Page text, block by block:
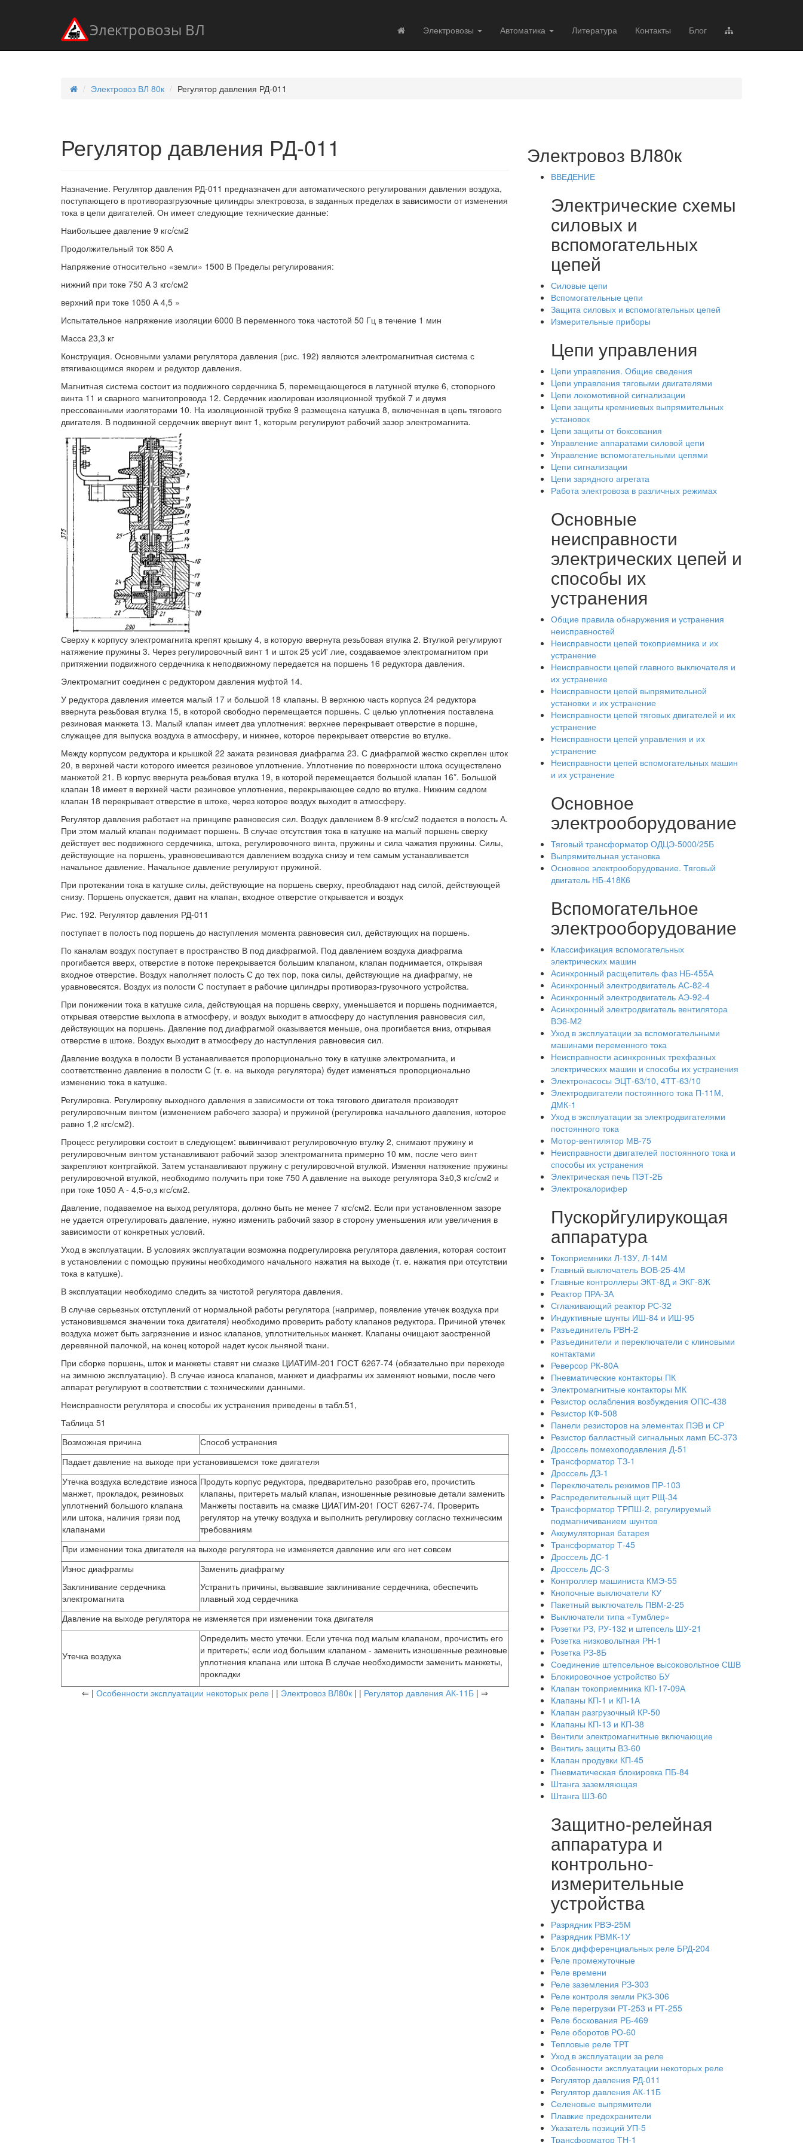
Электровозы ВЛ Электровозы Автоматика Литература Контакты Блог
Электровоз ВЛ 80к Регулятор давления РД-011
Регулятор давления РД-011
Назначение. Регулятор давления РД-011 предназначен для автоматического регулирования давления воздуха,
поступающего в противоразгрузочные цилиндры электровоза, в заданных пределах в зависимости от изменения
тока в цепи двигателей. Он имеет следующие технические данные:
Наибольшее давление 9 кгс/см2
Продолжительный ток 850 А
Напряжение относительно «земли» 1500 В Пределы регулирования:
нижний при токе 750 А 3 кгс/см2
верхний при токе 1050 А 4,5 »
Испытательное напряжение изоляции 6000 В переменного тока частотой 50 Гц в течение 1 мин
Масса 23,3 кг
Конструкция. Основными узлами регулятора давления (рис. 192) являются электромагнитная система с
втягивающимся якорем и редуктор давления.
Магнитная система состоит из подвижного сердечника 5, перемещающегося в латунной втулке 6, стопорного
винта 11 и сварного магнитопровода 12. Сердечник изолирован изоляционной трубкой 7 и двумя
прессованными изоляторами 10. На изоляционной трубке 9 размещена катушка 8, включенная в цепь тягового
двигателя. В подвижной сердечник ввернут винт 1, которым регулируют рабочий зазор электромагнита.
Сверху к корпусу электромагнита крепят крышку 4, в которую ввернута резьбовая втулка 2. Втулкой регулируют
натяжение пружины 3. Через регулировочный винт 1 и шток 25 усИ' лие, создаваемое электромагнитом при
притяжении подвижного сердечника к неподвижному передается на поршень 16 редуктора давления.
Электромагнит соединен с редуктором давления муфтой 14.
У редуктора давления имеется малый 17 и большой 18 клапаны. В верхнюю часть корпуса 24 редуктора
ввернута резьбовая втулка 15, в которой свободно перемещается поршень. С целью уплотнения поставлена
резиновая манжета 13. Малый клапан имеет два уплотнения: верхнее перекрывает отверстие в поршне,
служащее для выпуска воздуха в атмосферу, и нижнее, которое перекрывает отверстие во втулке.
Между корпусом редуктора и крышкой 22 зажата резиновая диафрагма 23. С диафрагмой жестко скреплен шток
20, в верхней части которого имеется резиновое уплотнение. Уплотнение по поверхности штока осуществлено
манжетой 21. В корпус ввернута резьбовая втулка 19, в которой перемещается большой клапан 16*. Большой
клапан 18 имеет в верхней части резиновое уплотнение, перекрывающее седло во втулке. Нижним седлом
клапан 18 перекрывает отверстие в штоке, через которое воздух выходит в атмосферу.
Регулятор давления работает на принципе равновесия сил. Воздух давлением 8-9 кгс/см2 подается в полость А.
При этом малый клапан поднимает поршень. В случае отсутствия тока в катушке на малый поршень сверху
действует вес подвижного сердечника, штока, регулировочного винта, пружины и сила чажатия пружины. Силы,
действующие на поршень, уравновешиваются давлением воздуха снизу и тем самым устанавливается
начальное давление. Начальное давление регулируют пружиной.
При протекании тока в катушке силы, действующие на поршень сверху, преобладают над силой, действующей
снизу. Поршень опускается, давит на клапан, входное отверстие открывается и воздух
Рис. 192. Регулятор давления РД-011
поступает в полость под поршень до наступления момента равновесия сил, действующих на поршень.
По каналам воздух поступает в пространство В под диафрагмой. Под давлением воздуха диафрагма
прогибается вверх, отверстие в потоке перекрывается большим клапаном, клапан поднимается, открывая
входное отверстие. Воздух наполняет полость С до тех пор, пока силы, действующие на диафрагму, не
уравновесятся. Воздух из полости С поступает в рабочие цилиндры противораз-грузочного устройства.
При понижении тока в катушке сила, действующая на поршень сверху, уменьшается и поршень поднимается,
открывая отверстие выхлопа в атмосферу, и воздух выходит в атмосферу до наступления равновесия сил,
действующих на поршень. Давление под диафрагмой оказывается меньше, она прогибается вниз, открывая
отверстие в штоке. Воздух выходит в атмосферу до наступления равновесия сил.
Давление воздуха в полости В устанавливается пропорционально току в катушке электромагнита, и
соответственно давление в полости С (т. е. на выходе регулятора) будет изменяться пропорционально
изменению тока в катушке.
Регулировка. Регулировку выходного давления в зависимости от тока тягового двигателя производят
регулировочным винтом (изменением рабочего зазора) и пружиной (регулировка начального давления, которое
равно 1,2 кгс/см2).
Процесс регулировки состоит в следующем: вывинчивают регулировочную втулку 2, снимают пружину и
регулировочным винтом устанавливают рабочий зазор электромагнита примерно 10 мм, после чего винт
закрепляют контргайкой. Затем устанавливают пружину с регулировочной втулкой. Изменяя натяжение пружины
регулировочной втулкой, необходимо получить при токе 750 А давление на выходе регулятора 3±0,3 кгс/см2 и
при токе 1050 А - 4,5-о,з кгс/см2.
Давление, подаваемое на выход регулятора, должно быть не менее 7 кгс/см2. Если при установленном зазоре
не удается отрегулировать давление, нужно изменить рабочий зазор в сторону уменьшения или увеличения в
зависимости от конкретных условий.
Уход в эксплуатации. В условиях эксплуатации возможна подрегулировка регулятора давления, которая состоит
в установлении с помощью пружины необходимого начального нажатия на выходе (т. е. нажатия при отсутствии
тока в катушке).
В эксплуатации необходимо следить за чистотой регулятора давления.
В случае серьезных отступлений от нормальной работы регулятора (например, появление утечек воздуха при
установившемся значении тока двигателя) необходимо проверить работу клапанов редуктора. Причиной утечек
воздуха может быть загрязнение и износ клапанов, уплотнительных манжет. Клапаны очищают заостренной
деревянной палочкой, на конец которой надет кусок льняной ткани.
При сборке поршень, шток и манжеты ставят ни смазке ЦИАТИМ-201 ГОСТ 6267-74 (обязательно при переходе
на зимнюю эксплуатацию). В случае износа клапанов, манжет и диафрагмы их заменяют новыми, после чего
аппарат регулируют в соответствии с техническими данными.
Неисправности регулятора и способы их устранения приведены в табл.51,
Таблица 51
Возможная причина
Способ устранения
Падает давление на выходе при установившемся токе двигателя
Утечка воздуха вследствие износа
манжет, прокладок, резиновых
уплотнений большого клапана
или штока, наличия грязи под
клапанами
Продуть корпус редуктора, предварительно разобрав его, прочистить
клапаны, притереть малый клапан, изношенные резиновые детали заменить
Манжеты поставить на смазке ЦИАТИМ-201 ГОСТ 6267-74. Проверить
регулятор на утечку воздуха и выполнить регулировку согласно техническим
требованиям
При изменении тока двигателя на выходе регулятора не изменяется давление или его нет совсем
Износ диафрагмы
Заклинивание сердечника
электромагнита
Заменить диафрагму
Устранить причины, вызвавшие заклинивание сердечника, обеспечить
плавный ход сердечника
Давление на выходе регулятора не изменяется при изменении тока двигателя
Утечка воздуха
Определить место утечки. Если утечка под малым клапаном, прочистить его
и притереть; если иод большим клапаном - заменить изношенные резиновые
уплотнения клапана или штока В случае необходимости заменить манжеты,
прокладки
⇐ | Особенности эксплуатации некоторых реле | | Электровоз ВЛ80к | | Регулятор давления АК-11Б | ⇒
Электровоз ВЛ80к
ВВЕДЕНИЕ
Электрические схемы
силовых и
вспомогательных
цепей
Силовые цепи
Вспомогательные цепи
Защита силовых и вспомогательных цепей
Измерительные приборы
Цепи управления
Цепи управления. Общие сведения
Цепи управления тяговыми двигателями
Цепи локомотивной сигнализации
Цепи защиты кремниевых выпрямительных
установок
Цепи защиты от боксования
Управление аппаратами силовой цепи
Управление вспомогательными цепями
Цепи сигнализации
Цепи зарядного агрегата
Работа электровоза в различных режимах
Основные
неисправности
электрических цепей и
способы их
устранения
Общие правила обнаружения и устранения
неисправностей
Неисправности цепей токоприемника и их
устранение
Неисправности цепей главного выключателя и
их устранение
Неисправности цепей выпрямительной
установки и их устранение
Неисправности цепей тяговых двигателей и их
устранение
Неисправности цепей управления и их
устранение
Неисправности цепей вспомогательных машин
и их устранение
Основное
электрооборудование
Тяговый трансформатор ОДЦЭ-5000/25Б
Выпрямительная установка
Основное электрооборудование. Тяговый
двигатель НБ-418К6
Вспомогательное
электрооборудование
Классификация вспомогательных
электрических машин
Асинхронный расщепитель фаз НБ-455А
Асинхронный электродвигатель АС-82-4
Асинхронный электродвигатель АЭ-92-4
Асинхронный электродвигатель вентилятора
ВЭ6-М2
Уход в эксплуатации за вспомогательными
машинами переменного тока
Неисправности асинхронных трехфазных
электрических машин и способы их устранения
Электронасосы ЭЦТ-63/10, 4ТТ-63/10
Электродвигатели постоянного тока П-11М,
ДМК-1
Уход в эксплуатации за электродвигателями
постоянного тока
Мотор-вентилятор МВ-75
Неисправности двигателей постоянного тока и
способы их устранения
Электрическая печь ПЭТ-2Б
Электрокалорифер
Пускорйгулирукощая
аппаратура
Токоприемники Л-13У, Л-14М
Главный выключатель ВОВ-25-4М
Главные контроллеры ЭКТ-8Д и ЭКГ-8Ж
Реактор ПРА-ЗА
Сглаживающий реактор РС-32
Индуктивные шунты ИШ-84 и ИШ-95
Разъединитель РВН-2
Разъединители и переключатели с клиновыми
контактами
Реверсор РК-80А
Пневматические контакторы ПК
Электромагнитные контакторы МК
Резистор ослабления возбуждения ОПС-438
Резистор КФ-508
Панели резисторов на элементах ПЭВ и СР
Резистор балластный сигнальных ламп БС-373
Дроссель помехоподавления Д-51
Трансформатор ТЗ-1
Дроссель ДЗ-1
Переключатель режимов ПР-103
Распределительный щит РЩ-34
Трансформатор ТРПШ-2, регулируемый
подмагничиванием шунтов
Аккумуляторная батарея
Трансформатор Т-45
Дроссель ДС-1
Дроссель ДС-3
Контроллер машиниста КМЭ-55
Кнопочные выключатели КУ
Пакетный выключатель ПВМ-2-25
Выключатели типа «Тумблер»
Розетки РЗ, РУ-132 и штепсель ШУ-21
Розетка низковольтная РН-1
Розетка РЗ-8Б
Соединение штепсельное высоковольтное СШВ
Блокировочное устройство БУ
Клапан токоприемника КП-17-09А
Клапаны КП-1 и КП-1А
Клапан разгрузочный КР-50
Клапаны КП-13 и КП-38
Вентили электромагнитные включающие
Вентиль защиты ВЗ-60
Клапан продувки КП-45
Пневматическая блокировка ПБ-84
Штанга заземляющая
Штанга ШЗ-60
Защитно-релейная
аппаратура и
контрольно-
измерительные
устройства
Разрядник РВЭ-25М
Разрядник РВМК-1У
Блок дифференциальных реле БРД-204
Реле промежуточные
Реле времени
Реле заземления РЗ-303
Реле контроля земли РКЗ-306
Реле перегрузки РТ-253 и РТ-255
Реле боскования РБ-469
Реле оборотов РО-60
Тепловые реле ТРТ
Уход в эксплуатации за реле
Особенности эксплуатации некоторых реле
Регулятор давления РД-011
Регулятор давления АК-11Б
Селеновые выпрямители
Плавкие предохранители
Указатель позиций УП-5
Трансформатор ТН-1